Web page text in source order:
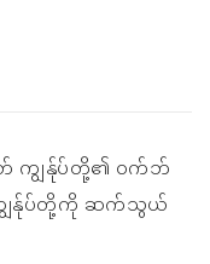
ဟုတ် ကျွန်ုပ်တို့၏ ဝက်ဘ်
ကျွန်ုပ်တို့ကို ဆက်သွယ်